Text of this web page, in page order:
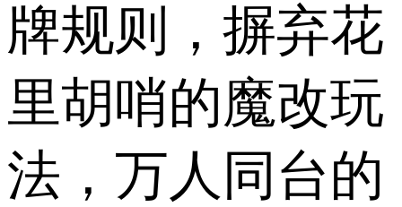
牌规则，摒弃花
里胡哨的魔改玩
法，万人同台的